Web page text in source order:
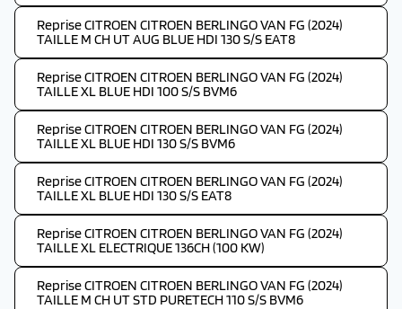
Reprise CITROEN CITROEN BERLINGO VAN FG (2024)
TAILLE M CH UT AUG BLUE HDI 130 S/S EAT8
Reprise CITROEN CITROEN BERLINGO VAN FG (2024)
TAILLE XL BLUE HDI 100 S/S BVM6
Reprise CITROEN CITROEN BERLINGO VAN FG (2024)
TAILLE XL BLUE HDI 130 S/S BVM6
Reprise CITROEN CITROEN BERLINGO VAN FG (2024)
TAILLE XL BLUE HDI 130 S/S EAT8
Reprise CITROEN CITROEN BERLINGO VAN FG (2024)
TAILLE XL ELECTRIQUE 136CH (100 KW)
Reprise CITROEN CITROEN BERLINGO VAN FG (2024)
TAILLE M CH UT STD PURETECH 110 S/S BVM6